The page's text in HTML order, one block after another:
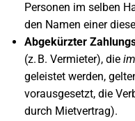
Personen im selben
den Namen einer
Abgekürzter
(z. B. Vermieter), die
geleistet werden,
vorausgesetzt, die
durch Mietvertrag).